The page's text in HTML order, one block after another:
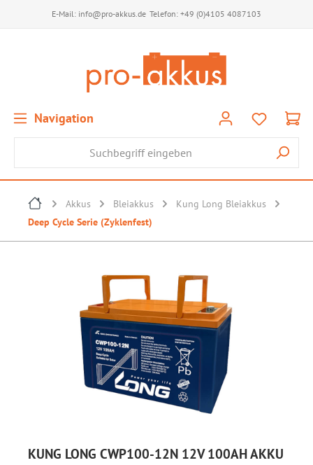
E-Mail: info@pro-akkus.de Telefon: +49 (0)4105 4087103
Navigation
Akkus Bleiakkus
Kung Long Bleiakkus
Deep Cycle Serie (Zyklenfest)
Bildergalerie überspringen
KUNG LONG CWP100-12N 12V 100AH AKKU